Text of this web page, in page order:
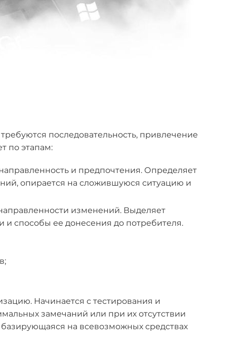
последовательность, привлечение
по этапам:
и предпочтения. Определяет
опирается на сложившуюся ситуацию и
изменений. Выделяет
и способы ее донесения до потребителя.
Начинается с тестирования и
замечаний или при их отсутствии
на всевозможных средствах